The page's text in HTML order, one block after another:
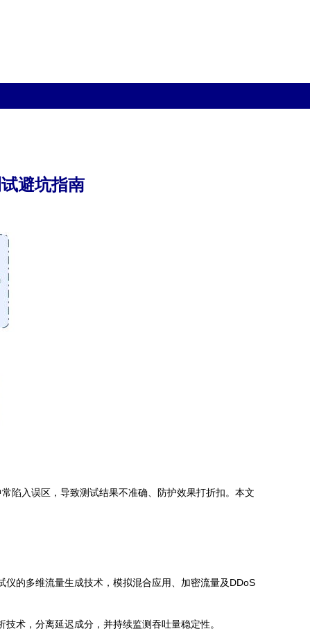
避坑指南
陷入误区，导致测试结果不准确、防护效果打折扣。本文
的多维流量生成技术，模拟混合应用、加密流量及DDoS
术，分离延迟成分，并持续监测吞吐量稳定性。